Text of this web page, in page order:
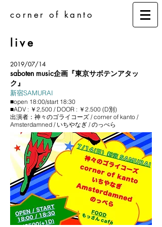
corner of kanto
live
2019/07/14
saboten music企画『東京サボテンアタッ
ク』
新宿SAMURAI
■open 18:00/start 18:30
■ADV : ￥2,500 / DOOR : ￥2.500 (D別)
出演者： 神々のゴライコーズ / corner of kanto /
Amsterdamned / いちやなぎ / のっぺら